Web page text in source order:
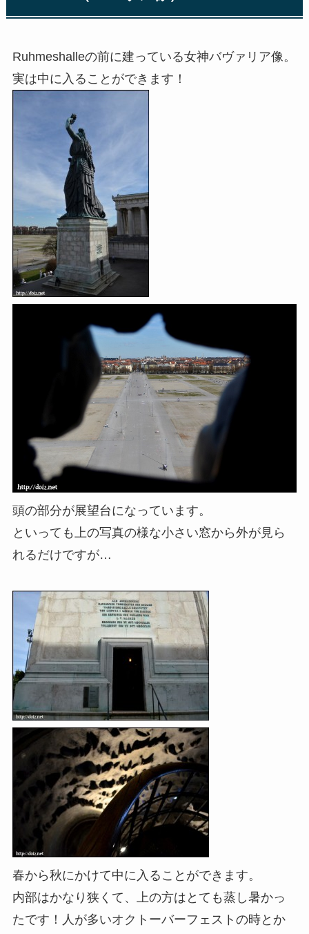
Ruhmeshalleの前に建っている女神バヴァリア像。
実は中に入ることができます！
頭の部分が展望台になっています。
といっても上の写真の様な小さい窓から外が見ら
れるだけですが…
春から秋にかけて中に入ることができます。
内部はかなり狭くて、上の方はとても蒸し暑かっ
たです！人が多いオクトーバーフェストの時とか